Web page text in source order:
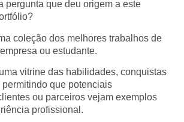
pergunta que deu origem a este
coleção dos melhores trabalhos de
ou estudante.
vitrine das habilidades, conquistas
que potenciais
ou parceiros vejam exemplos
profissional.